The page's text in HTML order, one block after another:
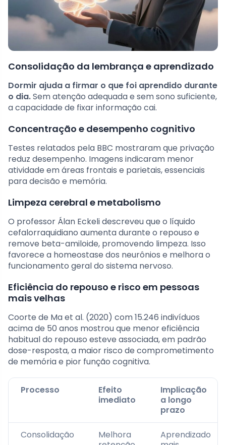
Consolidação da lembrança e aprendizado
Dormir ajuda a firmar o que foi aprendido durante
o dia.Sem atenção adequada e sem sono suficiente,
a capacidade de fixar informação cai.
Concentração e desempenho cognitivo
Testes relatados pela BBC mostraram que privação
reduz desempenho. Imagens indicaram menor
atividade em áreas frontais e parietais, essenciais
para decisão e memória.
Limpeza cerebral e metabolismo
O professor Álan Eckeli descreveu que o líquido
cefalorraquidiano aumenta durante o repouso e
remove beta-amiloide, promovendo limpeza. Isso
favorece a homeostase dos neurônios e melhora o
funcionamento geral do sistema nervoso.
Eficiência do repouso e risco em pessoas
mais velhas
Coorte de Ma et al. (2020) com 15.246 indivíduos
acima de 50 anos mostrou que menor eficiência
habitual do repouso esteve associada, em padrão
dose-resposta, a maior risco de comprometimento
de memória e pior função cognitiva.
Processo
Efeito
imediato
Implicação
a longo
prazo
Consolidação
Melhora
Aprendizado